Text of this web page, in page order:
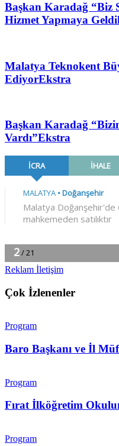
Başkan Karadağ “Biz
Hizmet Yapmaya
Malatya Teknokent
EdiyorEkstra
Başkan Karadağ
Vardı”Ekstra
Reklam İletişim
Çok İzlenenler
Program
Baro Başkanı ve İl
Program
Fırat İlköğretim
Program